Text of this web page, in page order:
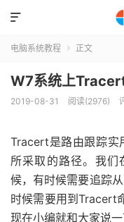

电脑系统教程  正文
W7系统上
2019-08-31 阅读(2976)
Tracert是路由跟踪实
所采取的路径。我
候，有时候需要追踪
时候需要用到Tracert
现在小编就和大家说